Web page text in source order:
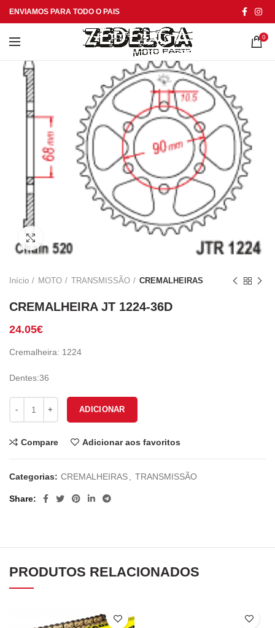
ENVIAMOS PARA TODO O PAIS
0
Início MOTO TRANSMISSÃO CREMALHEIRAS
CREMALHEIRA JT 1224-36D
24.05€
Cremalheira: 1224
Dentes:36
ADICIONAR
Compare Adicionar aos favoritos
Categorias: CREMALHEIRAS TRANSMISSÃO
Share
PRODUTOS RELACIONADOS